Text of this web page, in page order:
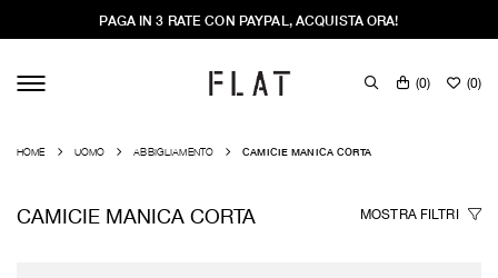
PAGA IN 3 RATE CON PAYPAL, ACQUISTA ORA!
(0) (0)
HOME UOMO ABBIGLIAMENTO CAMICIE MANICA CORTA
CAMICIE MANICA CORTA MOSTRAFILTRI